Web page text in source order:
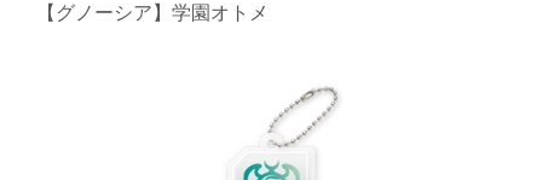
【グノーシア】学園オトメ